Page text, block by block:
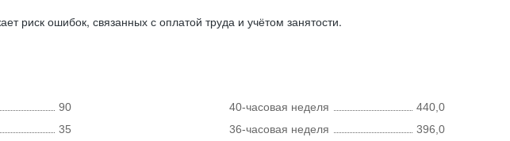
риск ошибок, связанных с оплатой труда и учётом занятости.
90
35
40-часовая неделя
440,0
36-часовая неделя
396,0